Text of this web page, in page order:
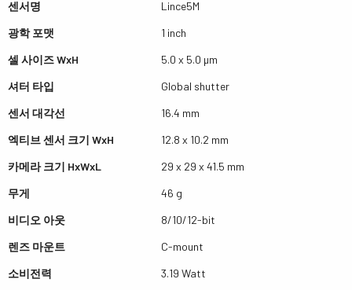
센서명
Lince5M
광학 포맷
1 inch
셀 사이즈 WxH
5.0 x 5.0 µm
셔터 타입
Global shutter
센서 대각선
16.4 mm
엑티브 센서 크기 WxH
12.8 x 10.2 mm
카메라 크기 HxWxL
29 x 29 x 41.5 mm
무게
46 g
비디오 아웃
8/10/12-bit
렌즈 마운트
C-mount
소비전력
3.19 Watt